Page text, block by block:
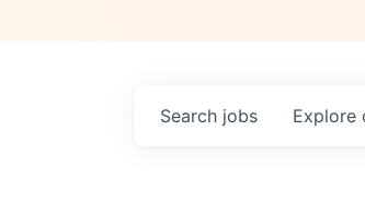
Search jobs Explore